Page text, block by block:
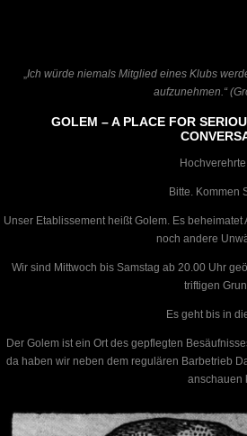
„Ich würde niemals Mitglied eines Klubs
aufzunehmen.“
GOLEM – A PLACE FOR
Bitte. Kommen
Unser Etablissement heißt Golem. Es
noch andere
Wir sind Mittwoch bis Samstag ab 20.00 Uhr
triftigen
Es geht bis in
Der Golem ist ein Ort des gepflegten
da haben wir neben dem regulären Barbetrieb
anschauen